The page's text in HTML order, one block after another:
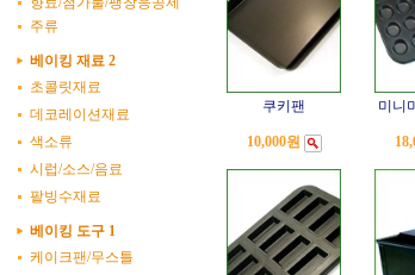
주류
베이킹 재료 2
초콜릿재료
데코레이션재료
색소류
시럽/소스/음료
팥빙수재료
베이킹 도구 1
케이크팬/무스틀
쿠키팬
10,000원
미니